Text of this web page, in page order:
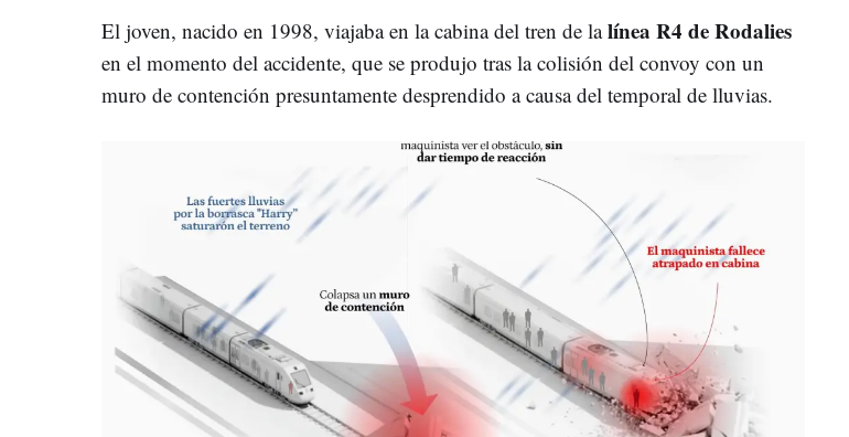
El joven, nacido en 1998, viajaba en la cabina del tren de lalínea R4 de Rodalies
en el momento del accidente, que se produjo tras la colisión del convoy con un
muro de contención presuntamente desprendido a causa del temporal de lluvias.